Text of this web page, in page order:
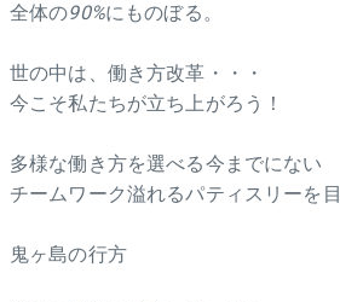
全体の90%にものぼる。
世の中は、働き方改革・・・
今こそ私たちが立ち上がろう！
多様な働き方を選べる今までにない
チームワーク溢れるパティスリーを
鬼ヶ島の行方